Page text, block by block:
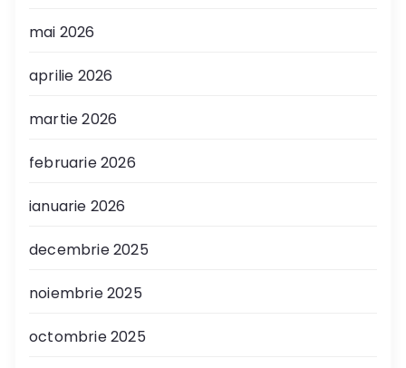
mai 2026
aprilie 2026
martie 2026
februarie 2026
ianuarie 2026
decembrie 2025
noiembrie 2025
octombrie 2025